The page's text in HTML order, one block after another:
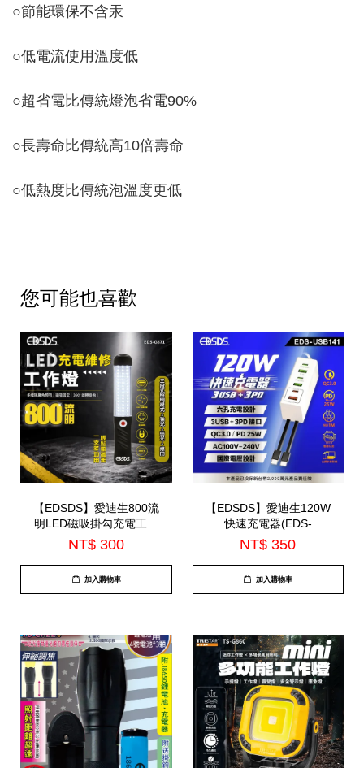
○節能環保不含汞
○低電流使用溫度低
○超省電比傳統燈泡省電90%
○長壽命比傳統高10倍壽命
○低熱度比傳統泡溫度更低
您可能也喜歡
【EDSDS】愛迪生800流
明LED磁吸掛勾充電工作
燈(EDS-G871)
NT$ 300
加入購物車
【EDSDS】愛迪生120W
快速充電器(EDS-
USB141)
NT$ 350
加入購物車